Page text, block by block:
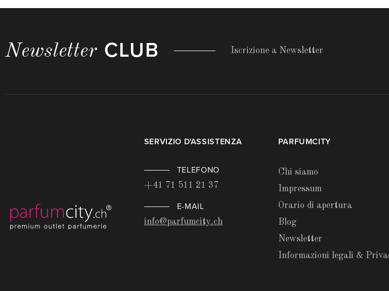
Newsletter CLUB Iscrizione a Newsletter
SERVIZIO D'ASSISTENZA
TELEFONO
+41 71 511 21 37
E-MAIL
info@parfumcity.ch
PARFUMCITY
Chi siamo
Impressum
Orario di apertura
Blog
Newsletter
Informazioni legali &